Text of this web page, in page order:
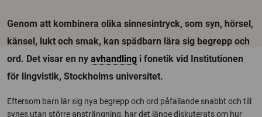
Genom att kombinera olika sinnesintryck, som syn, hörsel,
känsel, lukt och smak, kan spädbarn lära sig begrepp och
ord. Det visar en ny avhandling i fonetik vid Institutionen
för lingvistik, Stockholms universitet.
Eftersom barn lär sig nya begrepp och ord påfallande snabbt och till
synes utan större ansträngning, har det länge diskuterats om hur